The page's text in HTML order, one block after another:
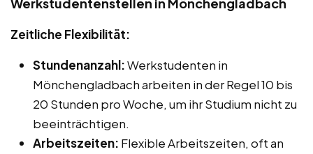
Werkstudentenstellen in Mönchengladbach
Zeitliche Flexibilität:
Stundenanzahl:Werkstudenten in
Mönchengladbach arbeiten in der Regel 10 bis
20 Stunden pro Woche, um ihr Studium nicht zu
beeinträchtigen.
Arbeitszeiten: Flexible Arbeitszeiten, oft an